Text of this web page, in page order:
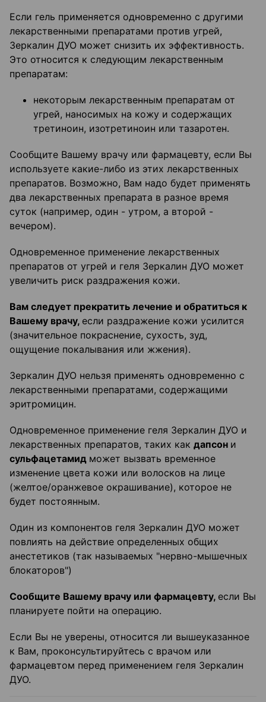
Если гель применяется одновременно с другими
лекарственными препаратами против угрей,
Зеркалин ДУО может снизить их эффективность.
Это относится к следующим лекарственным
препаратам:
некоторым лекарственным препаратам от
угрей, наносимых на кожу и содержащих
третиноин, изотретиноин или тазаротен.
Сообщите Вашему врачу или фармацевту, если Вы
используете какие-либо из этих лекарственных
препаратов. Возможно, Вам надо будет применять
два лекарственных препарата в разное время
суток (например, один - утром, а второй -
вечером).
Одновременное применение лекарственных
препаратов от угрей и геля Зеркалин ДУО может
увеличить риск раздражения кожи.
Вам следует прекратить лечение и обратиться к
Вашему врачу, если раздражение кожи усилится
(значительное покраснение, сухость, зуд,
ощущение покалывания или жжения).
Зеркалин ДУО нельзя применять одновременно с
лекарственными препаратами, содержащими
эритромицин.
Одновременное применение геля Зеркалин ДУО и
лекарственных препаратов, таких как дапсон и
сульфацетамид может вызвать временное
изменение цвета кожи или волосков на лице
(желтое/оранжевое окрашивание), которое не
будет постоянным.
Один из компонентов геля Зеркалин ДУО может
повлиять на действие определенных общих
анестетиков (так называемых "нервно-мышечных
блокаторов")
Сообщите Вашему врачу или фармацевту, если Вы
планируете пойти на операцию.
Если Вы не уверены, относится ли вышеуказанное
к Вам, проконсультируйтесь с врачом или
фармацевтом перед применением геля Зеркалин
ДУО.